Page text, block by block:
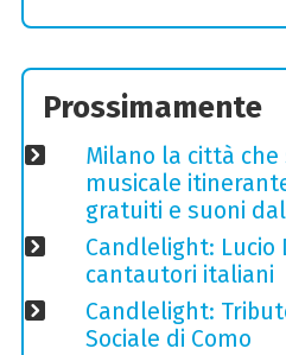
Prossimamente
Milano la città
musicale
gratuiti e suoni
Candlelight: Lucio
cantautori italiani
Candlelight:
Sociale di Como